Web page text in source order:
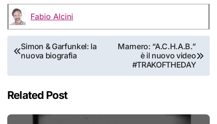
Fabio Alcini
Navigazione
articoli
Simon & Garfunkel: la
nuova biografia
Marnero: “A.C.H.A.B.”
è il nuovo video
#TRAKOFTHEDAY
Related Post